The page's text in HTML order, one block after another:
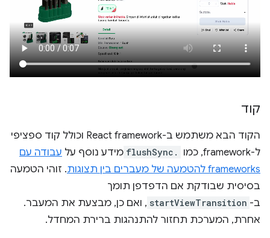
קוד
הקוד הבא משתמש ב-React framework וכולל קוד ספציפי
ל-framework, כמו
flushSync. מידע נוסף על עבודה עם
frameworks להטמעה של מעברים בין תצוגות
. זוהי הטמעה
בסיסית שבודקת אם הדפדפן תומך
ב- startViewTransition , ואם כן, מבצעת את המעבר.
אחרת, המערכת תחזור להתנהגות ברירת המחדל.